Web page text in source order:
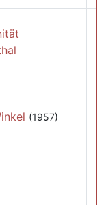
(1957)